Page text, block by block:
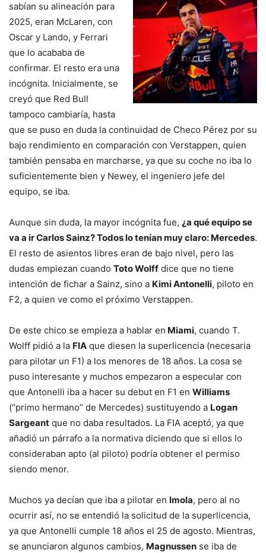
sabían su alineación para
2025, eran McLaren, con
Oscar y Lando, y Ferrari
que lo acababa de
confirmar. El resto era una
incógnita. Inicialmente, se
creyó que Red Bull
tampoco cambiaría, hasta
que se puso en duda la continuidad de Checo Pérez por su
bajo rendimiento en comparación con Verstappen, quien
también pensaba en marcharse, ya que su coche no iba lo
suficientemente bien y Newey, el ingeniero jefe del
equipo, se iba.
Aunque sin duda, la mayor incógnita fue, ¿a qué equipo se
va a ir Carlos Sainz? Todos lo tenían muy claro: Mercedes.
El resto de asientos libres eran de bajo nivel, pero las
dudas empiezan cuando Toto Wolff dice que no tiene
intención de fichar a Sainz, sino a Kimi Antonelli, piloto en
F2, a quien ve como el próximo Verstappen.
De este chico se empieza a hablar en Miami, cuando T.
Wolff pidió a la FIA que diesen la superlicencia (necesaria
para pilotar un F1) a los menores de 18 años. La cosa se
puso interesante y muchos empezaron a especular con
que Antonelli iba a hacer su debut en F1 en Williams
(“primo hermano” de Mercedes) sustituyendo a Logan
Sargeant que no daba resultados. La FIA aceptó, ya que
añadió un párrafo a la normativa diciendo que si ellos lo
consideraban apto (al piloto) podría obtener el permiso
siendo menor.
Muchos ya decían que iba a pilotar en Imola, pero al no
ocurrir así, no se entendió la solicitud de la superlicencia,
ya que Antonelli cumple 18 años el 25 de agosto. Mientras,
se anunciaron algunos cambios, Magnussen se iba de